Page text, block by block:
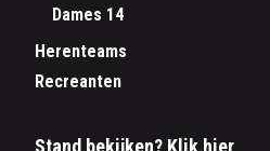
Dames 14
Herenteams
Recreanten
Stand bekijken? Klik hier